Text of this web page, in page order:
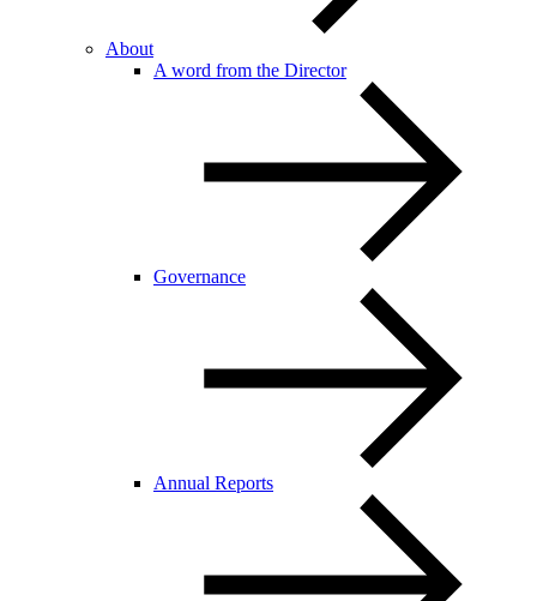
About
A word from the Director
Governance
Annual Reports